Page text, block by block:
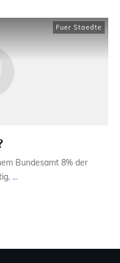
Fuer Staedte
Bundesamt 8% der
...